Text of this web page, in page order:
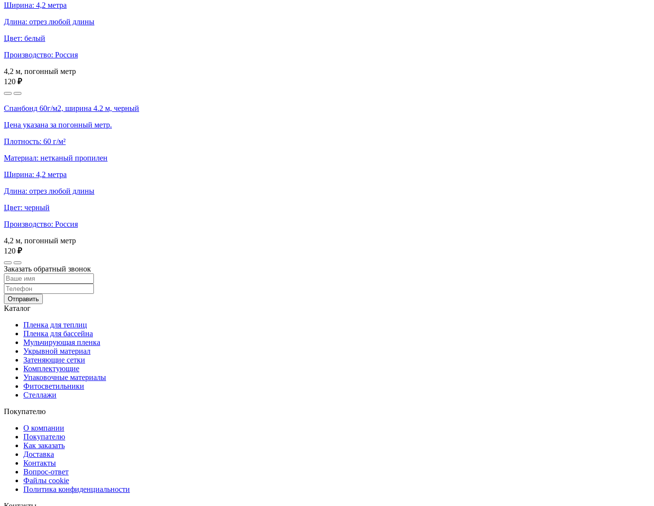
Ширина: 4,2 метра
Длина: отрез любой длины
Цвет: белый
Производство: Россия
4,2 м, погонный метр
120 ₽
Спанбонд 60г/м2, ширина 4.2 м, черный
Цена указана за погонный метр.
Плотность: 60 г/м²
Материал: нетканый пропилен
Ширина: 4,2 метра
Длина: отрез любой длины
Цвет: черный
Производство: Россия
4,2 м, погонный метр
120 ₽
Заказать обратный звонок
Отправить
Каталог
Пленка для теплиц
Пленка для бассейна
Мульчирующая пленка
Укрывной материал
Затеняющие сетки
Комплектующие
Упаковочные материалы
Фитосветильники
Стеллажи
Покупателю
О компании
Покупателю
Как заказать
Доставка
Контакты
Вопрос-ответ
Файлы cookie
Политика конфиденциальности